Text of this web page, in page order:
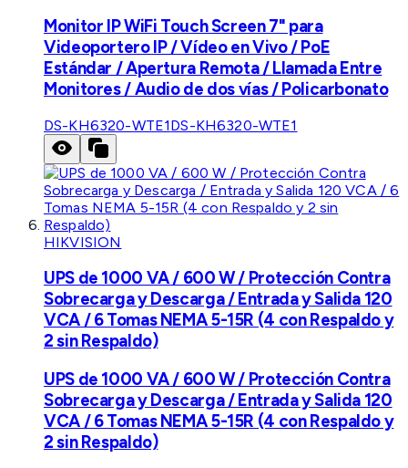
Monitor IP WiFi Touch Screen 7" para
Videoportero IP / Vídeo en Vivo / PoE
Estándar / Apertura Remota / Llamada Entre
Monitores / Audio de dos vías / Policarbonato
DS-KH6320-WTE1DS-KH6320-WTE1
HIKVISION
UPS de 1000 VA / 600 W / Protección Contra
Sobrecarga y Descarga / Entrada y Salida 120
VCA / 6 Tomas NEMA 5-15R (4 con Respaldo y
2 sin Respaldo)
UPS de 1000 VA / 600 W / Protección Contra
Sobrecarga y Descarga / Entrada y Salida 120
VCA / 6 Tomas NEMA 5-15R (4 con Respaldo y
2 sin Respaldo)